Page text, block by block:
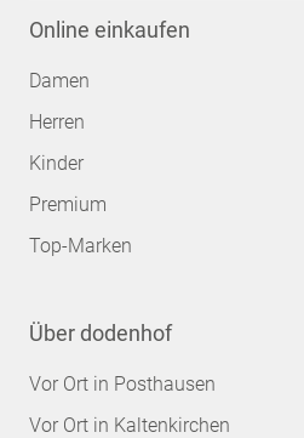
Online einkaufen
Damen
Herren
Kinder
Premium
Top-Marken
Über dodenhof
Vor Ort in Posthausen
Vor Ort in Kaltenkirchen